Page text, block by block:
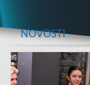
NOVOSTI